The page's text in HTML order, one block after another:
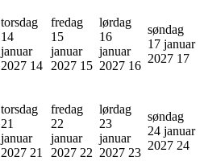
torsdag
14
januar
2027 14
fredag
15
januar
2027 15
lørdag
16
januar
2027 16
søndag
17 januar
2027 17
torsdag
21
januar
2027 21
fredag
22
januar
2027 22
lørdag
23
januar
2027 23
søndag
24 januar
2027 24